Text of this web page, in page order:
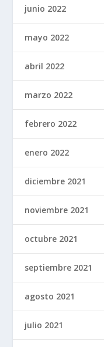
junio 2022
mayo 2022
abril 2022
marzo 2022
febrero 2022
enero 2022
diciembre 2021
noviembre 2021
octubre 2021
septiembre 2021
agosto 2021
julio 2021